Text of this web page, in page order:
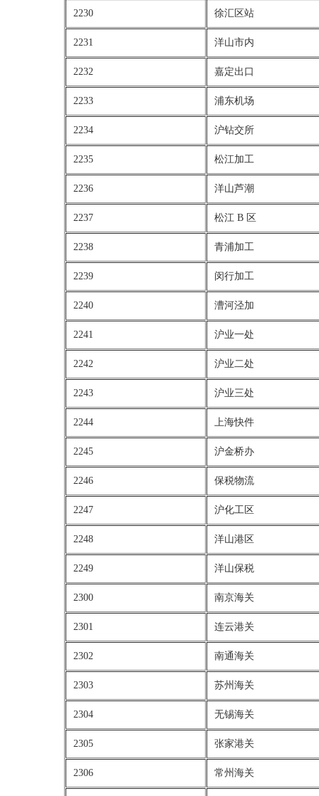
2230 徐汇区站
2231 洋山市内
2232 嘉定出口
2233 浦东机场
2234 沪钻交所
2235 松江加工
2236 洋山芦潮
2237 松江 B 区
2238 青浦加工
2239 闵行加工
2240 漕河泾加
2241 沪业一处
2242 沪业二处
2243 沪业三处
2244 上海快件
2245 沪金桥办
2246 保税物流
2247 沪化工区
2248 洋山港区
2249 洋山保税
2300 南京海关
2301 连云港关
2302 南通海关
2303 苏州海关
2304 无锡海关
2305 张家港关
2306 常州海关